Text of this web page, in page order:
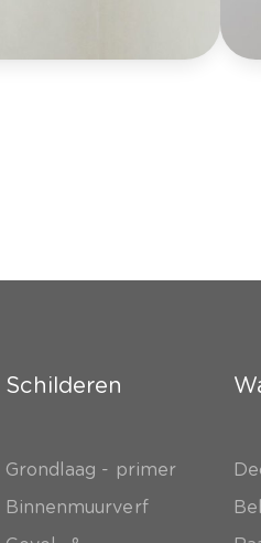
Schilderen
Grondlaag - primer
Binnenmuurverf